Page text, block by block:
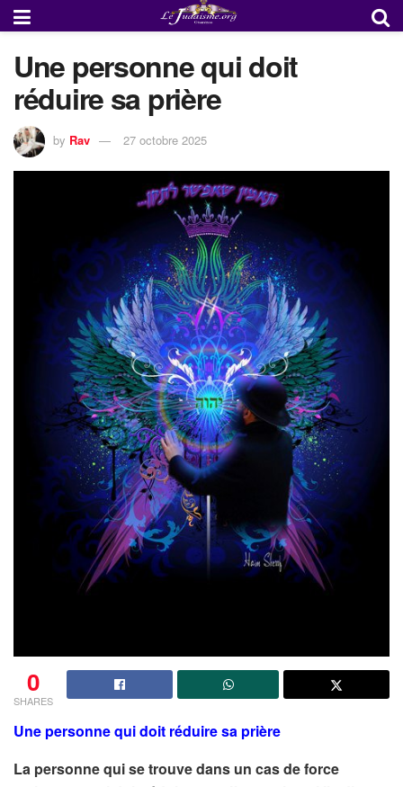
Une personne qui doit
réduire sa prière
by Rav 27 octobre 2025
0
SHARES
Une personne qui doit réduire sa prière
La personne qui se trouve dans un cas de force